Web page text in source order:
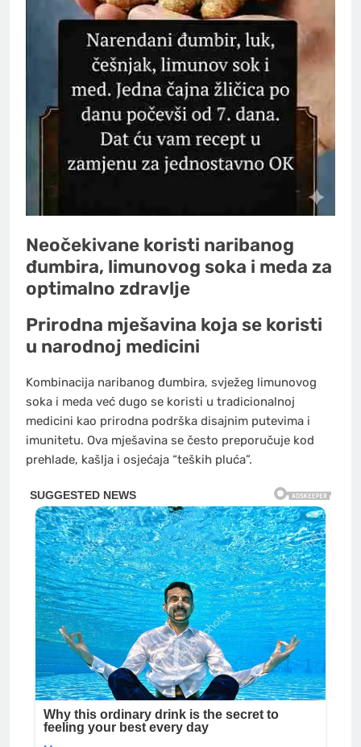
Neočekivane koristi naribanog
đumbira, limunovog soka i meda za
optimalno zdravlje
Prirodna mješavina koja se koristi
u narodnoj medicini
Kombinacija naribanog đumbira, svježeg limunovog
soka i meda već dugo se koristi u tradicionalnoj
medicini kao prirodna podrška disajnim putevima i
imunitetu. Ova mješavina se često preporučuje kod
prehlade, kašlja i osjećaja “teških pluća”.